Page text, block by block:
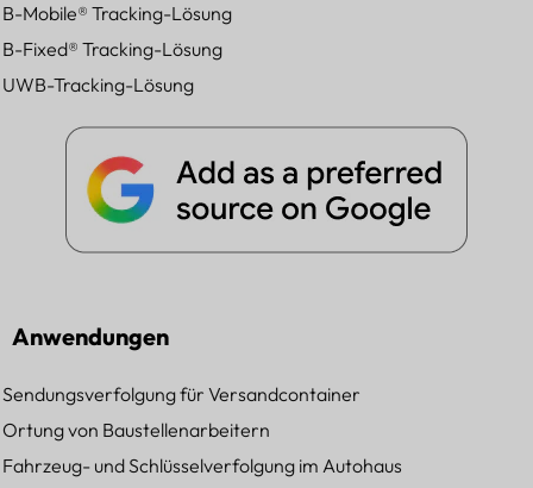
B-Mobile® Tracking-Lösung
B-Fixed® Tracking-Lösung
UWB-Tracking-Lösung
Anwendungen
Sendungsverfolgung für Versandcontainer
Ortung von Baustellenarbeitern
Fahrzeug- und Schlüsselverfolgung im Autohaus